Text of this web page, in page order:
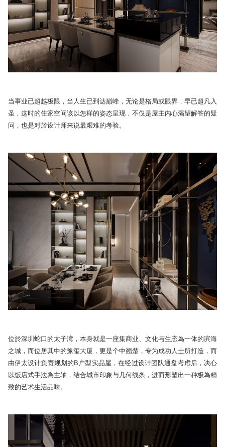
当事业已超越极限，当人生已到达巔峰，无论是格局或眼界，早已超凡入
圣，这时的住家空间该以怎样的姿态呈现，不仅是屋主内心渴望解答的疑
问，也是对於设计师来说最艰难的考验。
位於深圳蛇口的太子湾，本身就是一座集商业、文化与生态為一体的滨海
之城，而位居其中的豫玺大厦，更是个中翘楚，专为成功人士所打造，而
由伊太设计负责规划的B户型实品屋，在经过设计团队通盘考虑后，决心
以饭店式手法為主轴，结合城市印象与几何线条，进而形塑出一种极為精
致的艺术生活品味。